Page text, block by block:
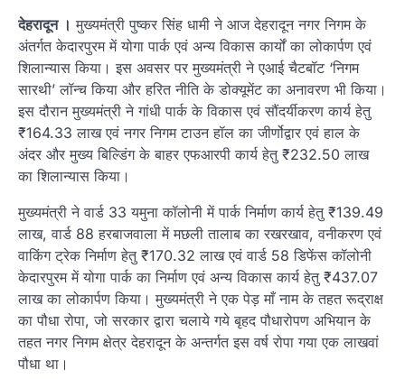
देहरादून । मुख्यमंत्री पुष्कर सिंह धामी ने आज देहरादून नगर निगम के
अंतर्गत केदारपुरम में योगा पार्क एवं अन्य विकास कार्यों का लोकार्पण एवं
शिलान्यास किया। इस अवसर पर मुख्यमंत्री ने एआई चैटबॉट ‘निगम
सारथी’ लॉन्च किया और हरित नीति के डोक्यूमेंट का अनावरण भी किया।
इस दौरान मुख्यमंत्री ने गांधी पार्क के विकास एवं सौंदर्यीकरण कार्य हेतु
₹164.33 लाख एवं नगर निगम टाउन हॉल का जीर्णोद्वार एवं हाल के
अंदर और मुख्य बिल्डिंग के बाहर एफआरपी कार्य हेतु ₹232.50 लाख
का शिलान्यास किया।
मुख्यमंत्री ने वार्ड 33 यमुना कॉलोनी में पार्क निर्माण कार्य हेतु ₹139.49
लाख, वार्ड 88 हरबाजवाला में मछली तालाब का रखरखाव, वनीकरण एवं
वाकिंग ट्रेक निर्माण हेतु ₹170.32 लाख एवं वार्ड 58 डिफेंस कॉलोनी
केदारपुरम में योगा पार्क का निर्माण एवं अन्य विकास कार्य हेतु ₹437.07
लाख का लोकार्पण किया। मुख्यमंत्री ने एक पेड़ माँ नाम के तहत रूद्राक्ष
का पौधा रोपा, जो सरकार द्वारा चलाये गये बृहद पौधारोपण अभियान के
तहत नगर निगम क्षेत्र देहरादून के अन्तर्गत इस वर्ष रोपा गया एक लाखवां
पौधा था।